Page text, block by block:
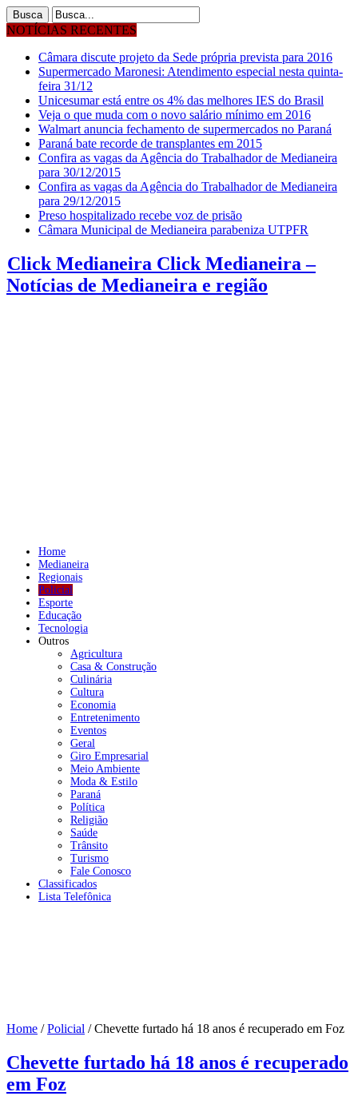
NOTÍCIAS RECENTES
Câmara discute projeto da Sede própria prevista para 2016
Supermercado Maronesi: Atendimento especial nesta quinta-
feira 31/12
Unicesumar está entre os 4% das melhores IES do Brasil
Veja o que muda com o novo salário mínimo em 2016
Walmart anuncia fechamento de supermercados no Paraná
Paraná bate recorde de transplantes em 2015
Confira as vagas da Agência do Trabalhador de Medianeira
para 30/12/2015
Confira as vagas da Agência do Trabalhador de Medianeira
para 29/12/2015
Preso hospitalizado recebe voz de prisão
Câmara Municipal de Medianeira parabeniza UTPFR
Click Medianeira Click Medianeira –
Notícias de Medianeira e região
Home
Medianeira
Regionais
Policial
Esporte
Educação
Tecnologia
Outros
Agricultura
Casa & Construção
Culinária
Cultura
Economia
Entretenimento
Eventos
Geral
Giro Empresarial
Meio Ambiente
Moda & Estilo
Paraná
Política
Religião
Saúde
Trânsito
Turismo
Fale Conosco
Classificados
Lista Telefônica
Home /Policial /Chevette furtado há 18 anos é recuperado em Foz
Chevette furtado há 18 anos é recuperado
em Foz